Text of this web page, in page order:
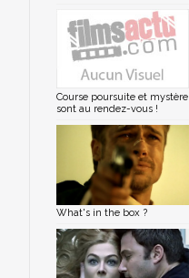
Course poursuite et mystère
sont au rendez-vous !
What's in the box ?